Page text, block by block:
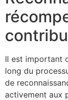
Il est important
long du
de
activement aux